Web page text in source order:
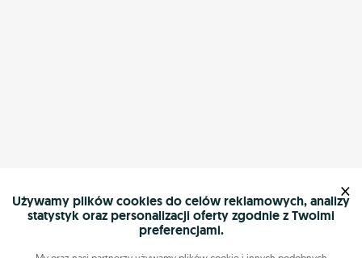
Używamy plików cookies do celów reklamowych, analizy
statystyk oraz personalizacji oferty zgodnie z Twoimi
preferencjami.
×